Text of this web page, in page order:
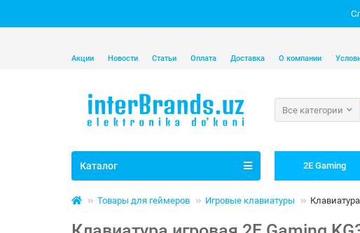
Акции Новости Статьи Оплата Доставка О компании
Все категории
Каталог 2E Gaming
Товары для геймеров Игровые клавиатуры